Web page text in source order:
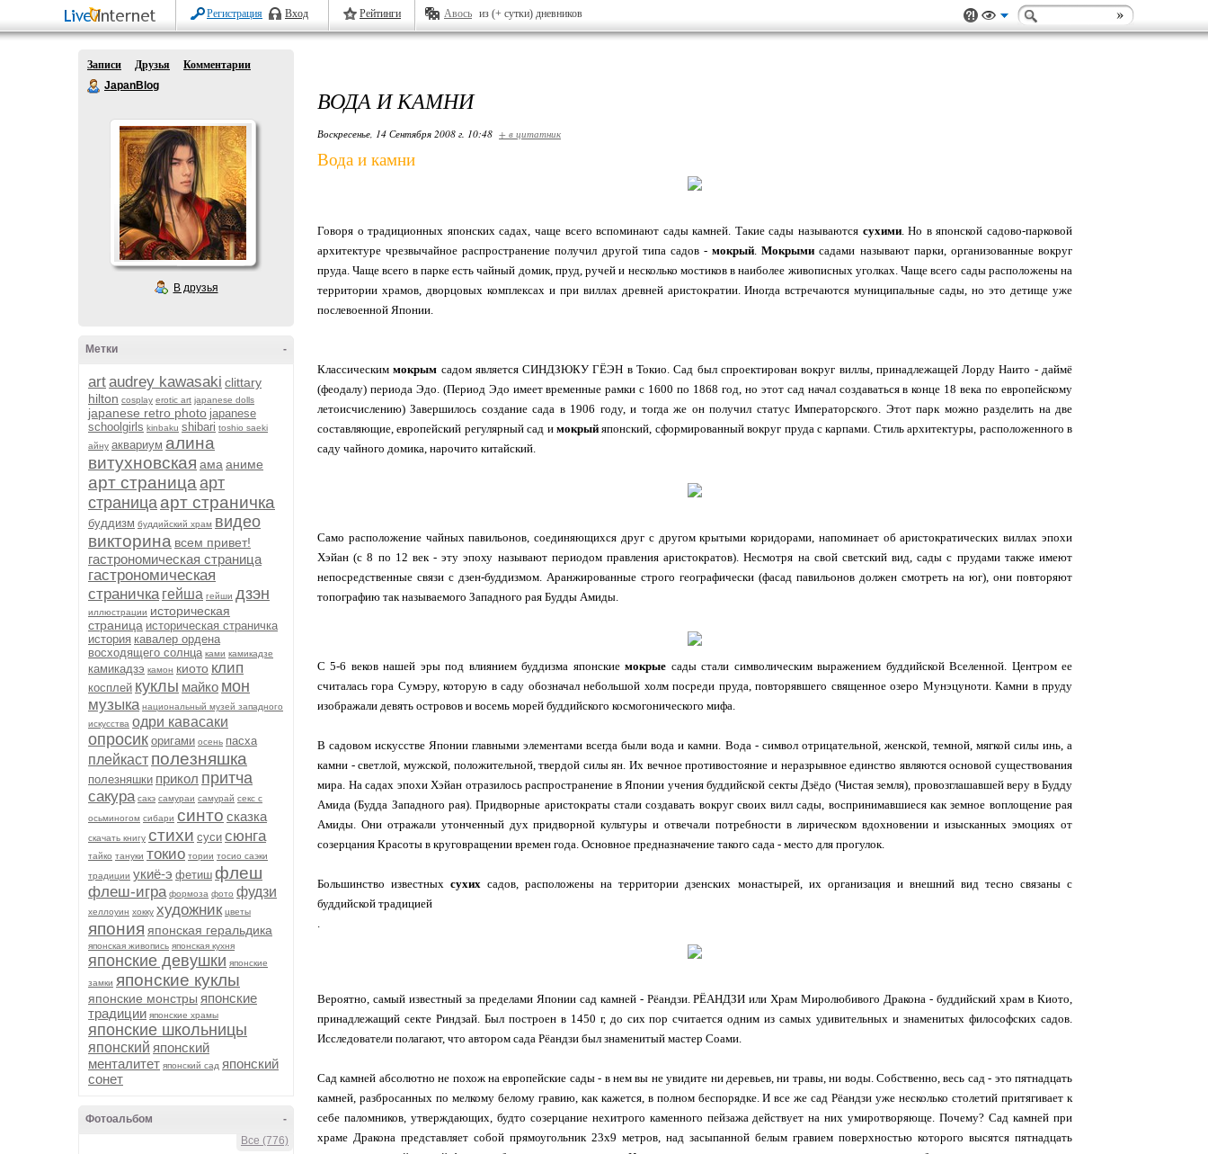
Регистрация Вход Рейтинги Авось из (+ сутки) дневников
Записи Друзья
Комментарии
JapanBlog
В друзья
-
Метки
artaudrey kawasaki clittary
hilton cosplay erotic art japanese dolls
japanese retro photo japanese
schoolgirls kinbaku shibari toshio saeki
айну аквариум алина
витухновская ама аниме
арт страница арт
страница арт страничка
буддизм буддийский храм видео
викторина всем привет!
гастрономическая страница
гастрономическая
страничка гейша гейши дзэн
иллюстрации историческая
страница историческая страничка
история кавалер ордена
восходящего солнца ками камикадзе
камикадзэ камон киото клип
косплей куклы майко мон
музыка национальный музей западного
искусства одри кавасаки
опросик оригами осень пасха
плейкаст полезняшка
полезняшки прикол притча
сакура сакэ самураи самурай секс с
осьминогом сибари синто сказка
скачать книгу стихи суси сюнга
тайко тануки токио тории тосио саэки
традиции укиё-э фетиш флеш
флеш-игра формоза фото фудзи
хеллоуин хокку художник цветы
япония японская геральдика
японская живопись японская кухня
японские девушки японские
замки японские куклы
японские монстры японские
традиции японские храмы
японские школьницы
японский японский
менталитет японский сад японский
сонет
-
Фотоальбом
Все (776)
ВОДА И КАМНИ
Воскресенье, 14 Сентября 2008 г. 10:48 + в цитатник
Вода и камни
Говоря о традиционных японских садах, чаще всего вспоминают сады камней. Такие сады называются сухими. Но в японской садово-парковой
архитектуре чрезвычайное распространение получил другой типа садов -мокрый.Мокрыми садами называют парки, организованные вокруг
пруда. Чаще всего в парке есть чайный домик, пруд, ручей и несколько мостиков в наиболее живописных уголках. Чаще всего сады расположены на
территории храмов, дворцовых комплексах и при виллах древней аристократии. Иногда встречаются муниципальные сады, но это детище уже
послевоенной Японии.
Классическиммокрым садом является СИНДЗЮКУ ГЁЭН в Токио. Сад был спроектирован вокруг виллы, принадлежащей Лорду Наито - даймё
(феодалу) периода Эдо. (Период Эдо имеет временные рамки с 1600 по 1868 год, но этот сад начал создаваться в конце 18 века по европейскому
летоисчислению) Завершилось создание сада в 1906 году, и тогда же он получил статус Императорского. Этот парк можно разделить на две
составляющие, европейский регулярный сад и мокрый японский, сформированный вокруг пруда с карпами. Стиль архитектуры, расположенного в
саду чайного домика, нарочито китайский.
Само расположение чайных павильонов, соединяющихся друг с другом крытыми коридорами, напоминает об аристократических виллах эпохи
Хэйан (с 8 по 12 век - эту эпоху называют периодом правления аристократов). Несмотря на свой светский вид, сады с прудами также имеют
непосредственные связи с дзен-буддизмом. Аранжированные строго географически (фасад павильонов должен смотреть на юг), они повторяют
топографию так называемого Западного рая Будды Амиды.
С 5-6 веков нашей эры под влиянием буддизма японскиемокрые сады стали символическим выражением буддийской Вселенной. Центром ее
считалась гора Сумэру, которую в саду обозначал небольшой холм посреди пруда, повторявшего священное озеро Мунэцуноти. Камни в пруду
изображали девять островов и восемь морей буддийского космогонического мифа.
В садовом искусстве Японии главными элементами всегда были вода и камни. Вода - символ отрицательной, женской, темной, мягкой силы инь, а
камни - светлой, мужской, положительной, твердой силы ян. Их вечное противостояние и неразрывное единство являются основой существования
мира. На садах эпохи Хэйан отразилось распространение в Японии учения буддийской секты Дзёдо (Чистая земля), провозглашавшей веру в Будду
Амида (Будда Западного рая). Придворные аристократы стали создавать вокруг своих вилл сады, воспринимавшиеся как земное воплощение рая
Амиды. Они отражали утонченный дух придворной культуры и отвечали потребности в лирическом вдохновении и изысканных эмоциях от
созерцания Красоты в круговращении времен года. Основное предназначение такого сада - место для прогулок.
Большинство известныхсухих садов, расположены на территории дзенских монастырей, их организация и внешний вид тесно связаны с
буддийской традицией
.
Вероятно, самый известный за пределами Японии сад камней - Рёандзи. РЁАНДЗИ или Храм Миролюбивого Дракона - буддийский храм в Киото,
принадлежащий секте Риндзай. Был построен в 1450 г, до сих пор считается одним из самых удивительных и знаменитых философских садов.
Исследователи полагают, что автором сада Рёандзи был знаменитый мастер Соами.
Сад камней абсолютно не похож на европейские сады - в нем вы не увидите ни деревьев, ни травы, ни воды. Собственно, весь сад - это пятнадцать
камней, разбросанных по мелкому белому гравию, как кажется, в полном беспорядке. И все же сад Рёандзи уже несколько столетий притягивает к
себе паломников, утверждающих, будто созерцание нехитрого каменного пейзажа действует на них умиротворяюще. Почему? Сад камней при
храме Дракона представляет собой прямоугольник 23х9 метров, над засыпанной белым гравием поверхностью которого высятся пятнадцать